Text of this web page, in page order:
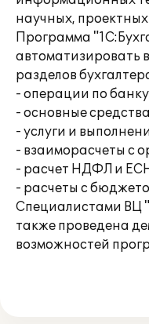
научных,
Программа
автоматизировать
разделов
- операции по
- основные
- услуги и
- взаиморасчеты с
- расчет НДФЛ и
- расчеты с
Специалистами ВЦ
также проведена
возможностей